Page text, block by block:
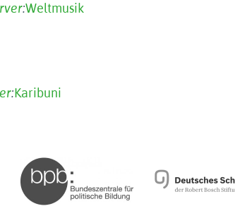
:Weltmusik
:Karibuni